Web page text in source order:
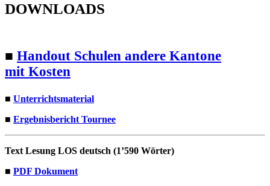
DOWNLOADS
■ Hand­out Schulen andere Kan­tone
mit Kosten
■ Unter­richts­ma­te­r­i­al
■ Ergeb­nis­bericht Tournee
Text Lesung LOS deutsch (1’590 Wörter)
■ PDF Doku­ment